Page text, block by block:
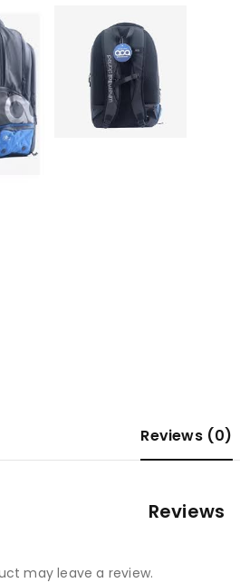
Reviews (0)
Reviews
may leave a review.